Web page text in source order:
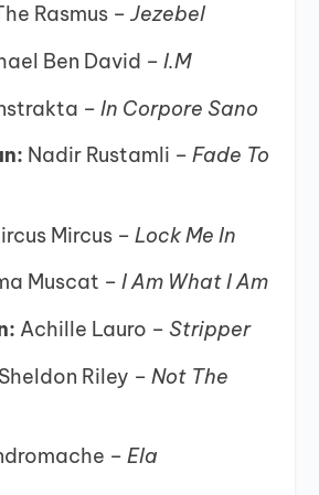
Rasmus – Jezebel
Ben David – I.M
– In Corpore Sano
Nadir Rustamli – Fade To
Mircus – Lock Me In
Muscat – I Am What I Am
Achille Lauro – Stripper
Sheldon Riley – Not The
– Ela